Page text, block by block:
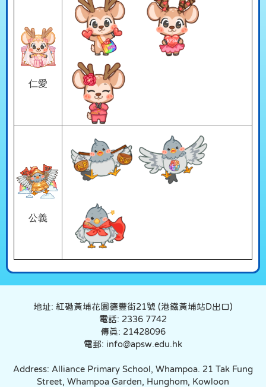
仁愛
公義
地址: 紅磡黃埔花園德豐街21號 (港鐵黃埔站D出口)
電話: 2336 7742
傳真: 21428096
電郵: info@apsw.edu.hk
Address: Alliance Primary School, Whampoa. 21 Tak Fung
Street, Whampoa Garden, Hunghom, Kowloon